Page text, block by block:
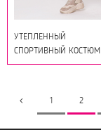
УТЕПЛЕННЫЙ
СПОРТИВНЫЙ КОСТЮМ
ДЛЯ БЕРЕМЕННЫХ И
1 2